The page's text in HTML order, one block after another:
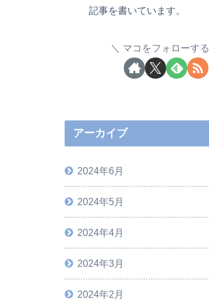
記事を書いています。
マコをフォローする
アーカイブ
2024年6月
2024年5月
2024年4月
2024年3月
2024年2月